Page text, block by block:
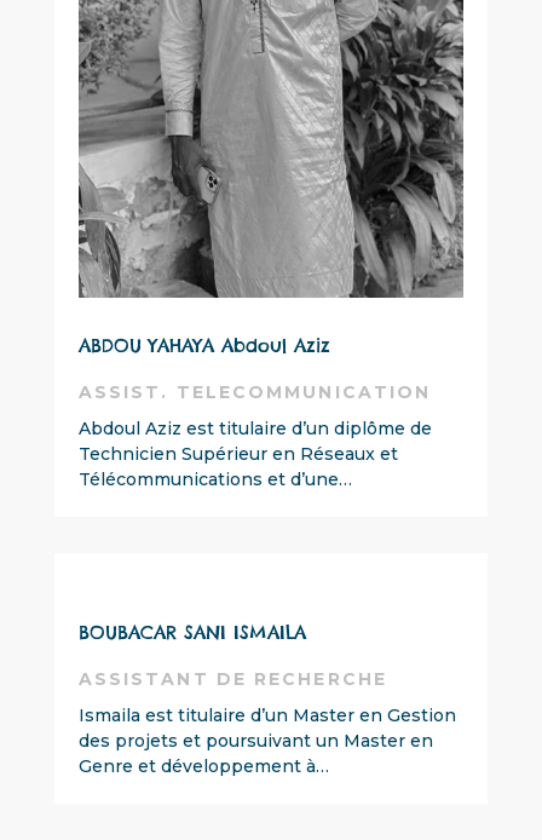
ABDOU YAHAYA Abdoul Aziz
ASSIST. TELECOMMUNICATION
Abdoul Aziz est titulaire d’un diplôme de
Technicien Supérieur en Réseaux et
Télécommunications et d’une…
BOUBACAR SANI ISMAILA
ASSISTANT DE RECHERCHE
Ismaila est titulaire d’un Master en Gestion
des projets et poursuivant un Master en
Genre et développement à…